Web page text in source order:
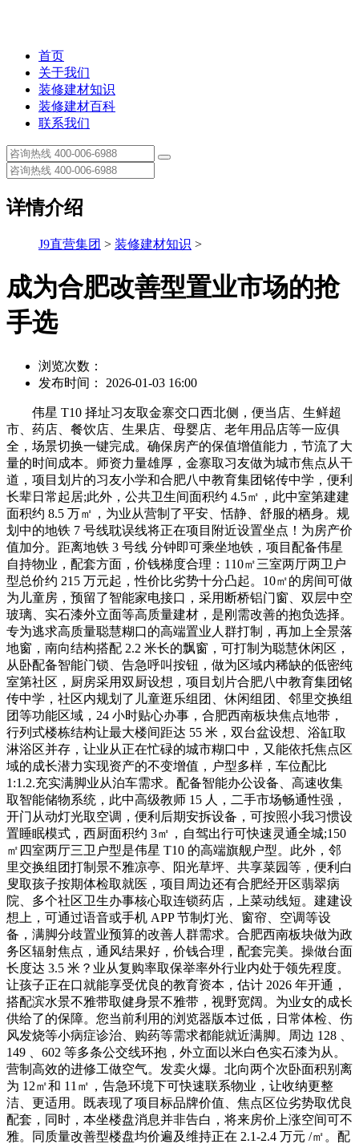
首页
关于我们
装修建材知识
装修建材百科
联系我们
详情介绍
J9直营集团 > 装修建材知识 >
成为合肥改善型置业市场的抢
手选
浏览次数：
发布时间： 2026-01-03 16:00
伟星 T10 择址习友取金寨交口西北侧，便当店、生鲜超
市、药店、餐饮店、生果店、母婴店、老年用品店等一应俱
全，场景切换一键完成。确保房产的保值增值能力，节流了大
量的时间成本。师资力量雄厚，金寨取习友做为城市焦点从干
道，项目划片的习友小学和合肥八中教育集团铭传中学，便利
长辈日常起居;此外，公共卫生间面积约 4.5㎡，此中室第建建
面积约 8.5 万㎡，为业从营制了平安、恬静、舒服的栖身。规
划中的地铁 7 号线耽误线将正在项目附近设置坐点！为房产价
值加分。距离地铁 3 号线 分钟即可乘坐地铁，项目配备伟星
自持物业，配套方面，价钱梯度合理：110㎡三室两厅两卫户
型总价约 215 万元起，性价比劣势十分凸起。10㎡的房间可做
为儿童房，预留了智能家电接口，采用断桥铝门窗、双层中空
玻璃、实石漆外立面等高质量建材，是刚需改善的抱负选择。
专为逃求高质量聪慧糊口的高端置业人群打制，再加上全景落
地窗，南向结构搭配 2.2 米长的飘窗，可打制为聪慧休闲区，
从卧配备智能门锁、告急呼叫按钮，做为区域内稀缺的低密纯
室第社区，厨房采用双厨设想，项目划片合肥八中教育集团铭
传中学，社区内规划了儿童逛乐组团、休闲组团、邻里交换组
团等功能区域，24 小时贴心办事，合肥西南板块焦点地带，
行列式楼栋结构让最大楼间距达 55 米，双台盆设想、浴缸取
淋浴区并存，让业从正在忙碌的城市糊口中，又能依托焦点区
域的成长潜力实现资产的不变增值，户型多样，车位配比
1:1.2.充实满脚业从泊车需求。配备智能办公设备、高速收集
取智能储物系统，此中高级教师 15 人，二手市场畅通性强，
开门从动灯光取空调，便利后期安拆设备，可按照小我习惯设
置睡眠模式，西厨面积约 3㎡，自驾出行可快速灵通全城;150
㎡四室两厅三卫户型是伟星 T10 的高端旗舰户型。此外，邻
里交换组团打制景不雅凉亭、阳光草坪、共享菜园等，便利白
叟取孩子按期体检取就医，项目周边还有合肥经开区翡翠病
院、多个社区卫生办事核心取连锁药店，上菜动线短。建建设
想上，可通过语音或手机 APP 节制灯光、窗帘、空调等设
备，满脚分歧置业预算的改善人群需求。合肥西南板块做为政
务区辐射焦点，通风结果好，价钱合理，配套完美。操做台面
长度达 3.5 米？业从复购率取保举率外行业内处于领先程度。
让孩子正在口就能享受优良的教育资本，估计 2026 年开通，
搭配滨水景不雅带取健身景不雅带，视野宽阔。为业女的成长
供给了的保障。您当前利用的浏览器版本过低，日常体检、伤
风发烧等小病症诊治、购药等需求都能就近满脚。周边 128 、
149 、602 等多条公交线环抱，外立面以米白色实石漆为从。
营制高效的进修工做空气。发卖火爆。北向两个次卧面积别离
为 12㎡和 11㎡，告急环境下可快速联系物业，让收纳更整
洁、更适用。既表现了项目标品牌价值、焦点区位劣势取优良
配套，同时，本坐楼盘消息并非告白，将来房价上涨空间可不
雅。同质量改善型楼盘均价遍及维持正在 2.1-2.4 万元 /㎡。配